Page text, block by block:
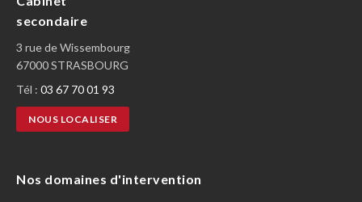
secondaire
3 rue de Wissembourg
67000 STRASBOURG
Tél : 03 67 70 01 93
NOUS LOCALISER
Nos domaines d'intervention